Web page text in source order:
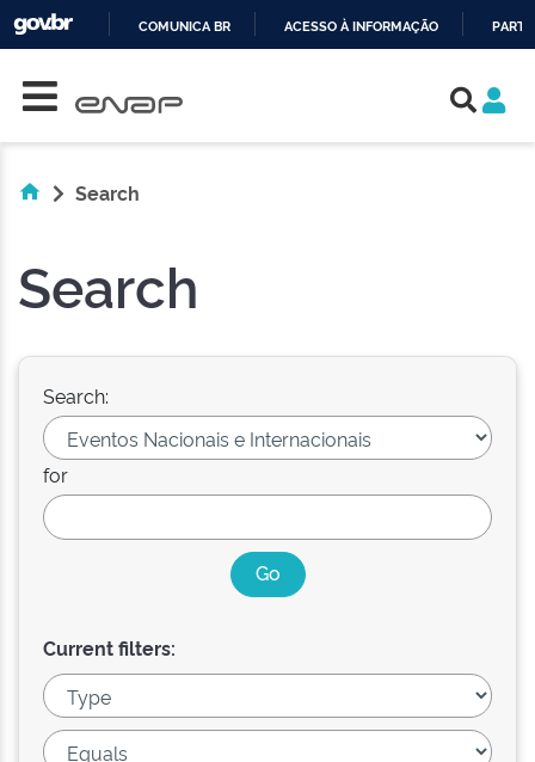
COMUNICA BR ACESSO À INFORMAÇÃO
Search
Search
Search:
for
Current filters: